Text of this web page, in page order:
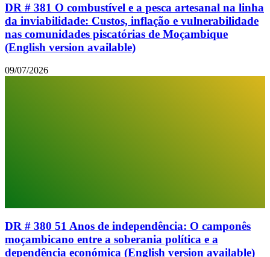
DR # 381 O combustível e a pesca artesanal na linha
da inviabilidade: Custos, inflação e vulnerabilidade
nas comunidades piscatórias de Moçambique
(English version available)
09/07/2026
DR # 380 51 Anos de independência: O camponês
moçambicano entre a soberania política e a
dependência económica (English version available)